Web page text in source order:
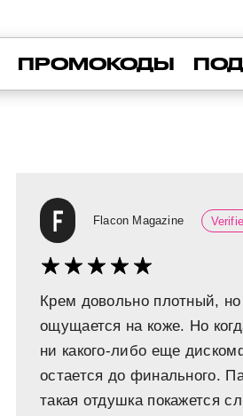
ПРОМОКОДЫ
Flacon Magazine
Крем довольно плотный,
ощущается на коже. Но
ни какого-либо еще
остается до финального.
такая отдушка покажется